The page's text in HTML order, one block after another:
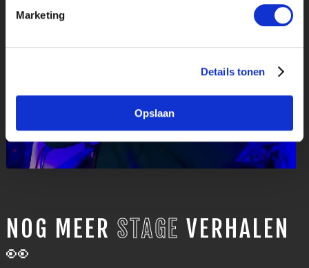
Marketing
Details tonen
Opslaan
NOG MEER STAGE VERHALEN
👀